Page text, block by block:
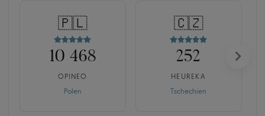
🇵🇱
10 468
OPINEO
Polen
🇨🇿
252
HEUREKA
Tschechien